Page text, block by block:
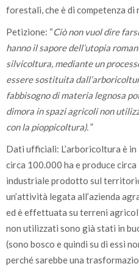
forestali, che è di competenza
Petizione: “Ciò non vuol dire
hanno il sapore dell’utopia
silvicoltura, mediante un
essere sostituita
fabbisogno di materia legnosa
dimora in spazi agricoli non
con la pioppicoltura).”
Dati ufficiali: L’arboricoltura è
circa 100.000 ha e produce circa
industriale prodotto sul
un’attività legata all’azienda
ed è effettuata su terreni
non utilizzati sono già stati in
(sono bosco e quindi su di essi
perché sarebbe una